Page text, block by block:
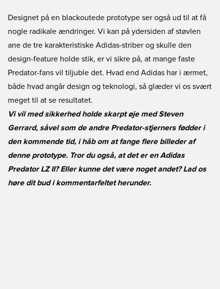
Designet på en blackoutede prototype ser også ud til at få
nogle radikale ændringer. Vi kan på ydersiden af støvlen
ane de tre karakteristiske Adidas-striber og skulle den
design-feature holde stik, er vi sikre på, at mange faste
Predator-fans vil tiljuble det. Hvad end Adidas har i ærmet,
både hvad angår design og teknologi, så glæder vi os svært
meget til at se resultatet.
Vi vil med sikkerhed holde skarpt øje med Steven
Gerrard, såvel som de andre Predator-stjerners fødder i
den kommende tid, i håb om at fange flere billeder af
denne prototype. Tror du også, at det er en Adidas
Predator LZ II? Eller kunne det være noget andet? Lad os
høre dit bud i kommentarfeltet herunder.